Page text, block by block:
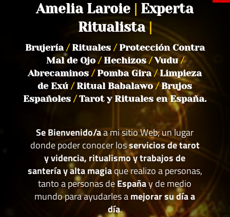
Amelia Laroie
Experta
Ritualista
Brujería /Rituales /Protección Contra
Mal de Ojo /Hechizos/Vudu/
Abrecaminos/Pomba Gira/Limpieza
de Exú/Ritual Babalawo/Brujos
Españoles/Tarot y Rituales en España.
Se Bienvenido/aa mi sitio Web; un lugar
donde poder conocer losservicios de tarot
y videncia, ritualismo y trabajos de
santería y alta magiaque realizo a personas,
tanto a personas deEspañay de medio
mundo para ayudarles amejorar su día a
día.